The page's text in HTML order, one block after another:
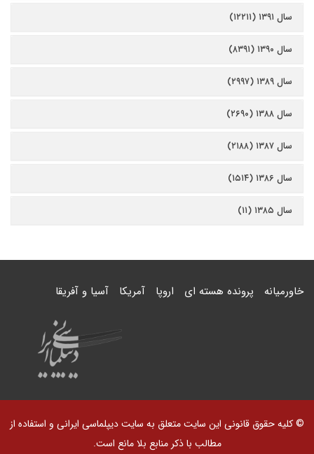
سال ۱۳۹۱ (۱۲۲۱۱)
سال ۱۳۹۰ (۸۳۹۱)
سال ۱۳۸۹ (۲۹۹۷)
سال ۱۳۸۸ (۲۶۹۰)
سال ۱۳۸۷ (۲۱۸۸)
سال ۱۳۸۶ (۱۵۱۴)
سال ۱۳۸۵ (۱۱)
خاورمیانه پرونده هسته ای اروپا آمریکا آسیا و آفریقا
© کلیه حقوق قانونی این سایت متعلق به سایت دیپلماسی ایرانی و استفاده از
مطالب با ذکر منابع بلا مانع است.